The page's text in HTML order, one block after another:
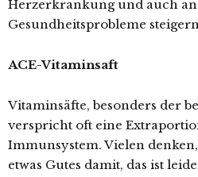
Herzerkrankung und auch
Gesundheitsprobleme
ACE-Vitaminsaft
Vitaminsäfte, besonders der
verspricht oft eine
Immunsystem. Vielen
etwas Gutes damit, das ist